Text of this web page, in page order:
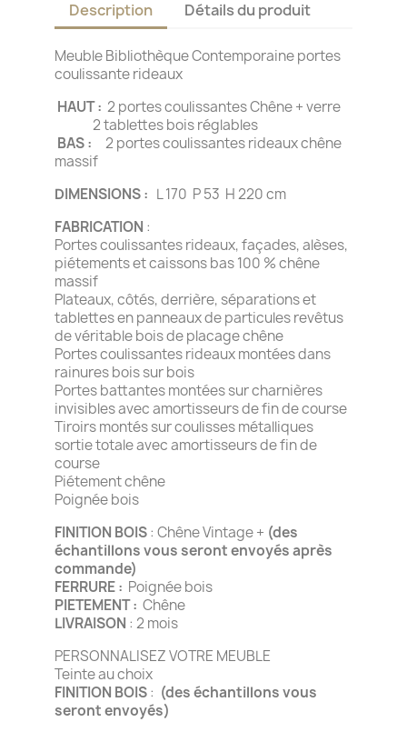
Description Détails du produit
Meuble Bibliothèque Contemporaine portes
coulissante rideaux
HAUT : 2 portes coulissantes Chêne + verre
2 tablettes bois réglables
BAS :
2 portes coulissantes rideaux chêne
massif
DIMENSIONS : L 170 P 53 H 220 cm
FABRICATION :
Portes coulissantes rideaux, façades, alèses,
piétements et caissons bas 100 % chêne
massif
Plateaux, côtés, derrière, séparations et
tablettes en panneaux de particules revêtus
de véritable bois de placage chêne
Portes coulissantes rideaux montées dans
rainures bois sur bois
Portes battantes montées sur charnières
invisibles avec amortisseurs de fin de course
Tiroirs montés sur coulisses métalliques
sortie totale avec amortisseurs de fin de
course
Piétement chêne
Poignée bois
FINITION BOIS: Chêne Vintage + (des
échantillons vous seront envoyés après
commande)
FERRURE : Poignée bois
PIETEMENT : Chêne
LIVRAISON : 2 mois
PERSONNALISEZ VOTRE MEUBLE
Teinte au choix
FINITION BOIS: (des échantillons vous
seront envoyés)